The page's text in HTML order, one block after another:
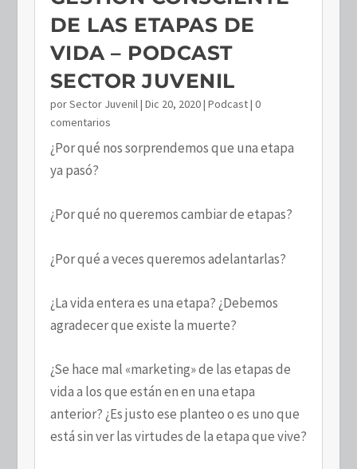
DE LAS ETAPAS DE
VIDA – PODCAST
SECTOR JUVENIL
porSector Juvenil| Dic 20, 2020| Podcast| 0
comentarios
¿Por qué nos sorprendemos que una etapa
ya pasó?
¿Por qué no queremos cambiar de etapas?
¿Por qué a veces queremos adelantarlas?
¿La vida entera es una etapa? ¿Debemos
agradecer que existe la muerte?
¿Se hace mal «marketing» de las etapas de
vida a los que están en en una etapa
anterior? ¿Es justo ese planteo o es uno que
está sin ver las virtudes de la etapa que vive?